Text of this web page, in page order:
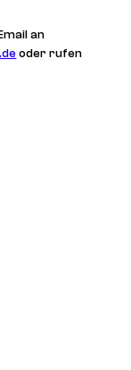
an
oder rufen